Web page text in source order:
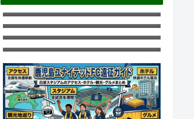
タジアムのアクセス・ホテル・観
光・グルメまとめ
ギラヴァンツ北九州遠征ガイド｜ミ
クニワールドスタジアム北九州のア
クセス・ホテル・観光・グルメまと
め
愛媛FC遠征ガイド｜ニンジニアスタ
ジアムのアクセス・ホテル・観光・
グルメまとめ
松本山雅遠征ガイド｜サンプロアル
ウィンのアクセス・ホテル・観光・
グルメまとめ